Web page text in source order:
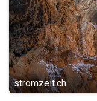
stromzeit.ch